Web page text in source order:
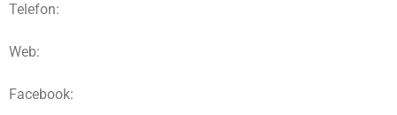
Telefon:
Web:
Facebook: